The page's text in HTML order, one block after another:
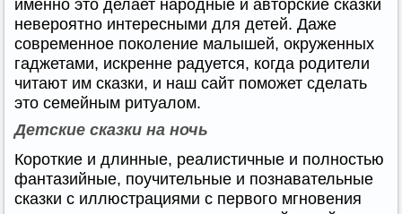
именно это делает народные и авторские сказки
невероятно интересными для детей. Даже
современное поколение малышей, окруженных
гаджетами, искренне радуется, когда родители
читают им сказки, и наш сайт поможет сделать
это семейным ритуалом.
Детские сказки на ночь
Короткие и длинные, реалистичные и полностью
фантазийные, поучительные и познавательные
сказки с иллюстрациями с первого мгновения